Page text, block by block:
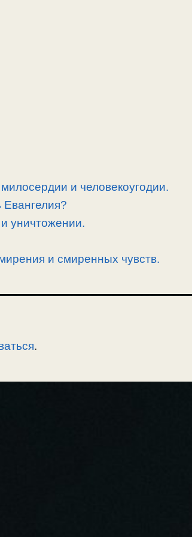
и человекоугодии.
уничтожении.
и смиренных чувств.
.